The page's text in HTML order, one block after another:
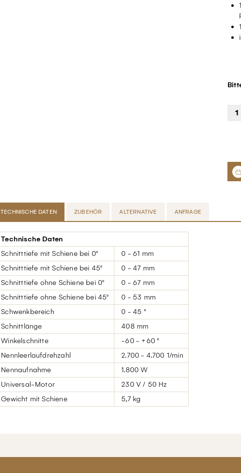
TECHNISCHE DATEN ZUBEHÖR ALTERNATIVE ANFRAGE
Technische Daten
Schnitttiefe mit Schiene bei 0°
0 - 61 mm
Schnitttiefe mit Schiene bei 45°
0 - 47 mm
Schnitttiefe ohne Schiene bei 0°
0 - 67 mm
Schnitttiefe ohne Schiene bei 45°
0 - 53 mm
Schwenkbereich
0 - 45 °
Schnittlänge
408 mm
Winkelschnitte
-60 - +60 °
Nennleerlaufdrehzahl
2.700 - 4.700 1/min
Nennaufnahme
1.800 W
Universal-Motor
230 V / 50 Hz
Gewicht mit Schiene
5,7 kg